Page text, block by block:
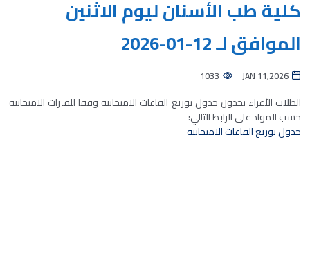
كلية طب الأسنان ليوم الاثنين
الموافق لـ 12-01-2026
JAN 11,2026
1033
الطلاب الأعزاء تجدون جدول توزيع القاعات الامتحانية وفقا للفترات الامتحانية
حسب المواد على الرابط التالي:
جدول توزيع القاعات الامتحانية